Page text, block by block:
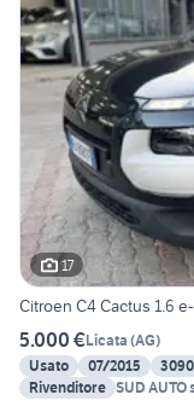
17
Citroen C4 Cactus 1.6
5.000 €Licata (AG)
Usato
07/2015
Rivenditore SUD AUTO